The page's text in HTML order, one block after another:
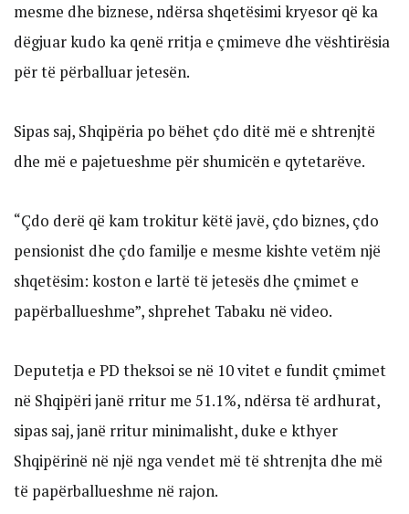
mesme dhe biznese, ndërsa shqetësimi kryesor që ka
dëgjuar kudo ka qenë rritja e çmimeve dhe vështirësia
për të përballuar jetesën.
Sipas saj, Shqipëria po bëhet çdo ditë më e shtrenjtë
dhe më e pajetueshme për shumicën e qytetarëve.
“Çdo derë që kam trokitur këtë javë, çdo biznes, çdo
pensionist dhe çdo familje e mesme kishte vetëm një
shqetësim: koston e lartë të jetesës dhe çmimet e
papërballueshme”, shprehet Tabaku në video.
Deputetja e PD theksoi se në 10 vitet e fundit çmimet
në Shqipëri janë rritur me 51.1%, ndërsa të ardhurat,
sipas saj, janë rritur minimalisht, duke e kthyer
Shqipërinë në një nga vendet më të shtrenjta dhe më
të papërballueshme në rajon.